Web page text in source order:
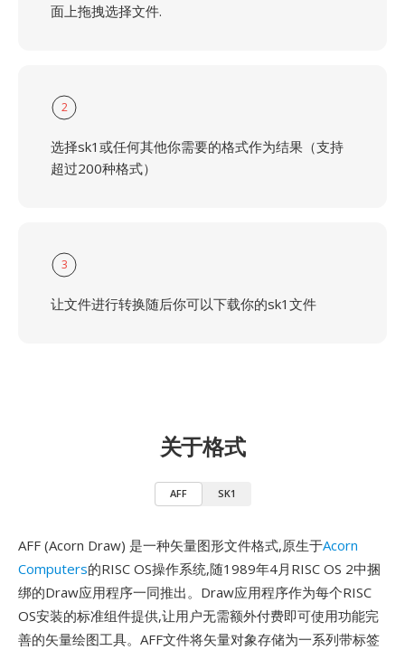
面上拖拽选择文件.
2
选择sk1或任何其他你需要的格式作为结果（支持
超过200种格式）
3
让文件进行转换随后你可以下载你的sk1文件
关于格式
AFF SK1
AFF (Acorn Draw) 是一种矢量图形文件格式,原生于Acorn
Computers的RISC OS操作系统,随1989年4月RISC OS 2中捆
绑的Draw应用程序一同推出。Draw应用程序作为每个RISC
OS安装的标准组件提供,让用户无需额外付费即可使用功能完
善的矢量绘图工具。AFF文件将矢量对象存储为一系列带标签